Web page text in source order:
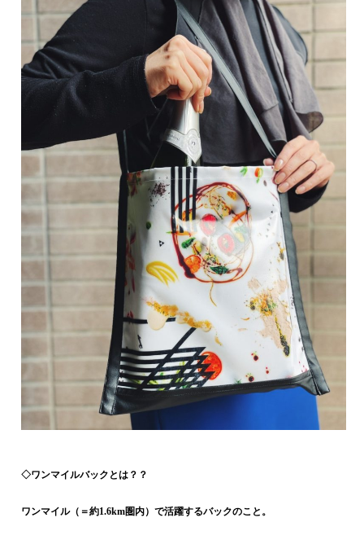
◇ワンマイルバックとは？？
ワンマイル（＝約1.6km圏内）で活躍するバックのこと。